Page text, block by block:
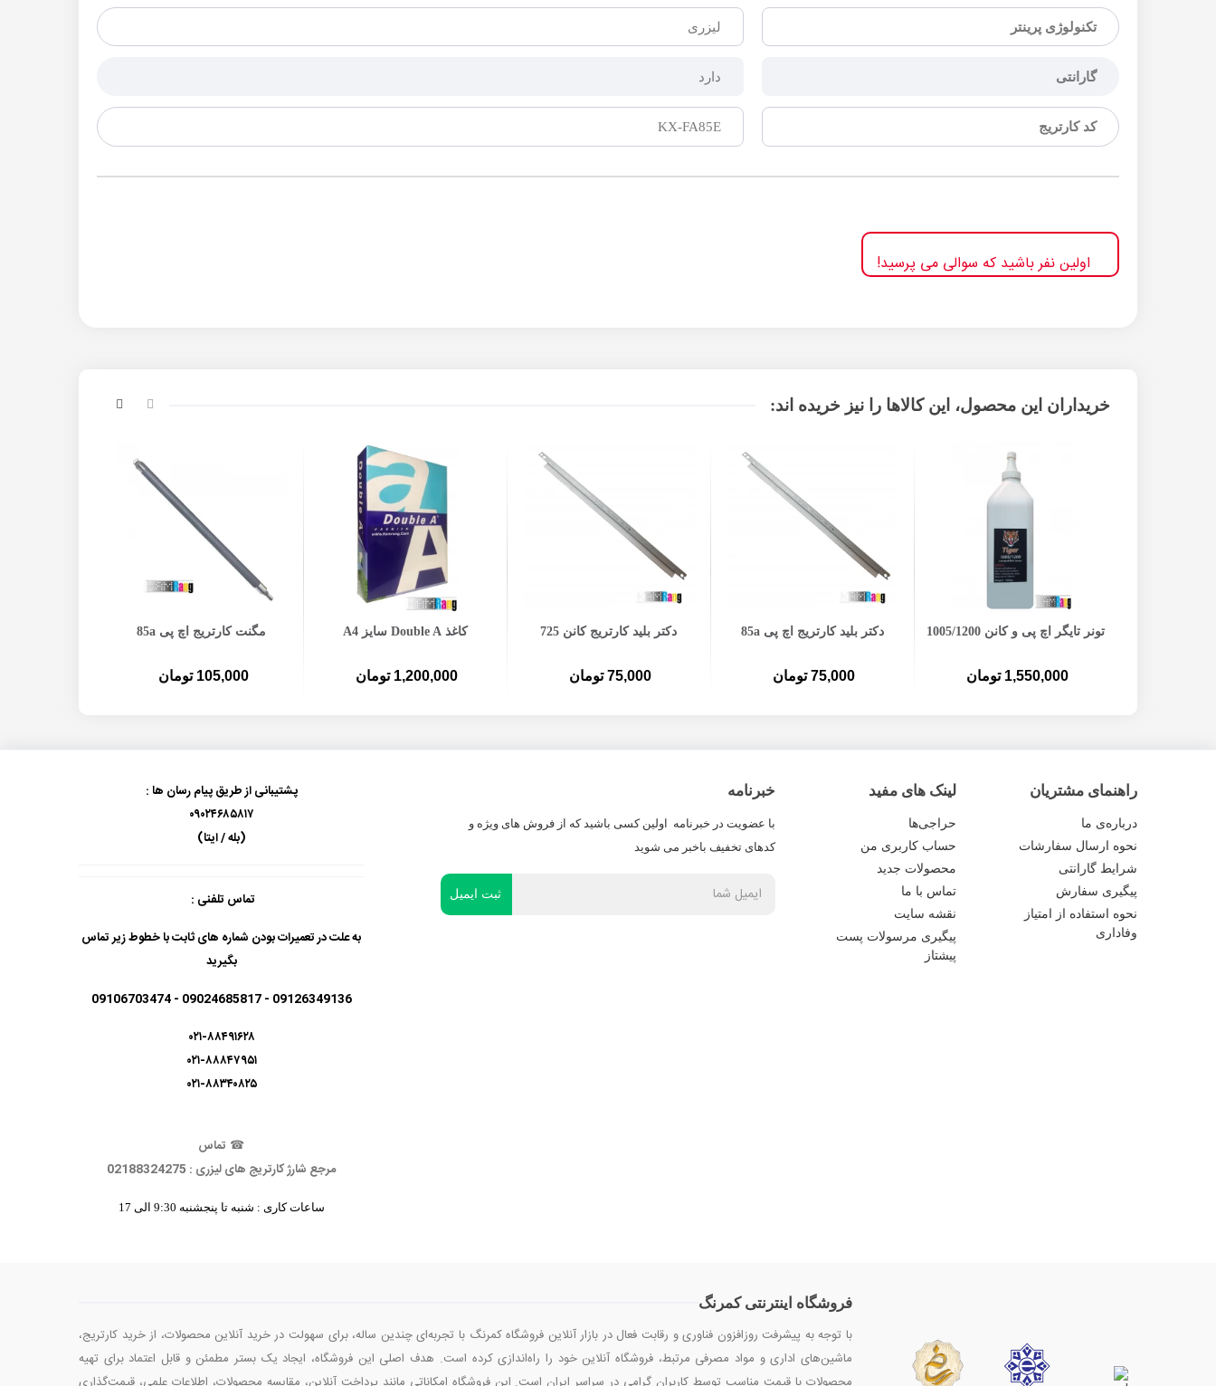
تکنولوژی پرینتر لیزری
گارانتی دارد
کد کارتریج KX-FA85E
اولین نفر باشید که سوالی می پرسید!
خریداران این محصول، این کالاها را نیز خریده اند:
افزودن به سبد خرید
تونر تایگر اچ پی و کانن 1005/1200
1,550,000 تومان
افزودن به سبد خرید
دکتر بلید کارتریج اچ پی 85a
75,000 تومان
افزودن به سبد خرید
دکتر بلید کارتریج کانن 725
75,000 تومان
افزودن به سبد خرید کاغذ Double A سایز A4
1,200,000 تومان
افزودن به سبد خرید
مگنت کارتریج اچ پی 85a
105,000 تومان
راهنمای مشتریان
درباره‌ی ما
نحوه ارسال سفارشات
شرایط گارانتی
پیگیری سفارش
نحوه استفاده از امتیاز
وفاداری
لینک های مفید
حراجی‌ها
حساب کاربری من
محصولات جدید
تماس با ما
نقشه سایت
پیگیری مرسولات پست
پیشتاز
خبرنامه
با عضویت در خبرنامه اولین کسی باشید که از فروش های ویژه و
کدهای تخفیف باخبر می شوید
پشتیبانی از طریق پیام رسان ها :
۰۹۰۲۴۶۸۵۸۱۷
(بله / ایتا)
تماس تلفنی :
به علت در تعمیرات بودن شماره های ثابت با خطوط زیر تماس
بگیرید
09126349136 - 09024685817 - 09106703474
۰۲۱-۸۸۴۹۱۶۲۸
۰۲۱-۸۸۸۴۷۹۵۱
۰۲۱-۸۸۳۴۰۸۲۵
☎ تماس
مرجع شارژ کارتریج های لیزری : 02188324275
ساعات کاری : شنبه تا پنجشنبه 9:30 الی 17
فروشگاه اینترنتی کمرنگ
با توجه به پیشرفت روزافزون فناوری و رقابت فعال در بازار آنلاین فروشگاه کمرنگ با تجربه‌ای چندین ساله، برای سهولت در خرید آنلاین محصولات، از خرید کارتریج‌،
ماشین‌های اداری و مواد مصرفی مرتبط، فروشگاه آنلاین خود را راه‌اندازی کرده است. هدف اصلی این فروشگاه، ایجاد یک بستر مطمئن و قابل اعتماد برای تهیه
محصولات با قیمت مناسب توسط کاربران گرامی در سراسر ایران است. این فروشگاه امکاناتی مانند پرداخت آنلاین، مقایسه محصولات، اطلاعات علمی، قیمت‌گذاری